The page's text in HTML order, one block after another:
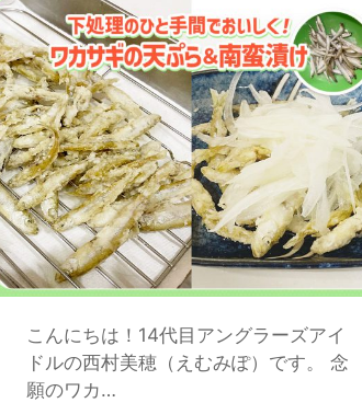
こんにちは！14代目アングラーズアイ
ドルの西村美穂（えむみぽ）です。 念
願のワカ…